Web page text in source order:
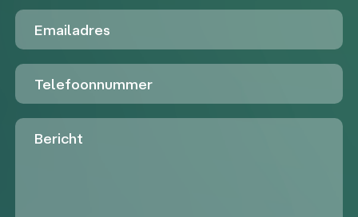
Emailadres
Telefoon
Untitled